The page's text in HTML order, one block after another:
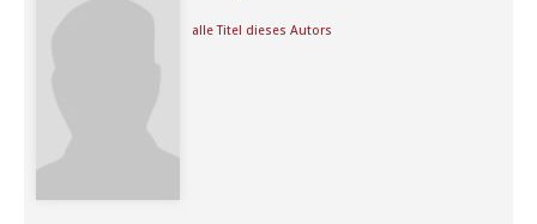
alle Titel dieses Autors